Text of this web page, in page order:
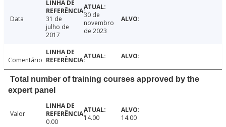
Data
31 de
julho de
2017
30 de
novembro
de 2023
Comentário
Total number of training courses approved by the
expert panel
Valor
0.00
14.00 14.00